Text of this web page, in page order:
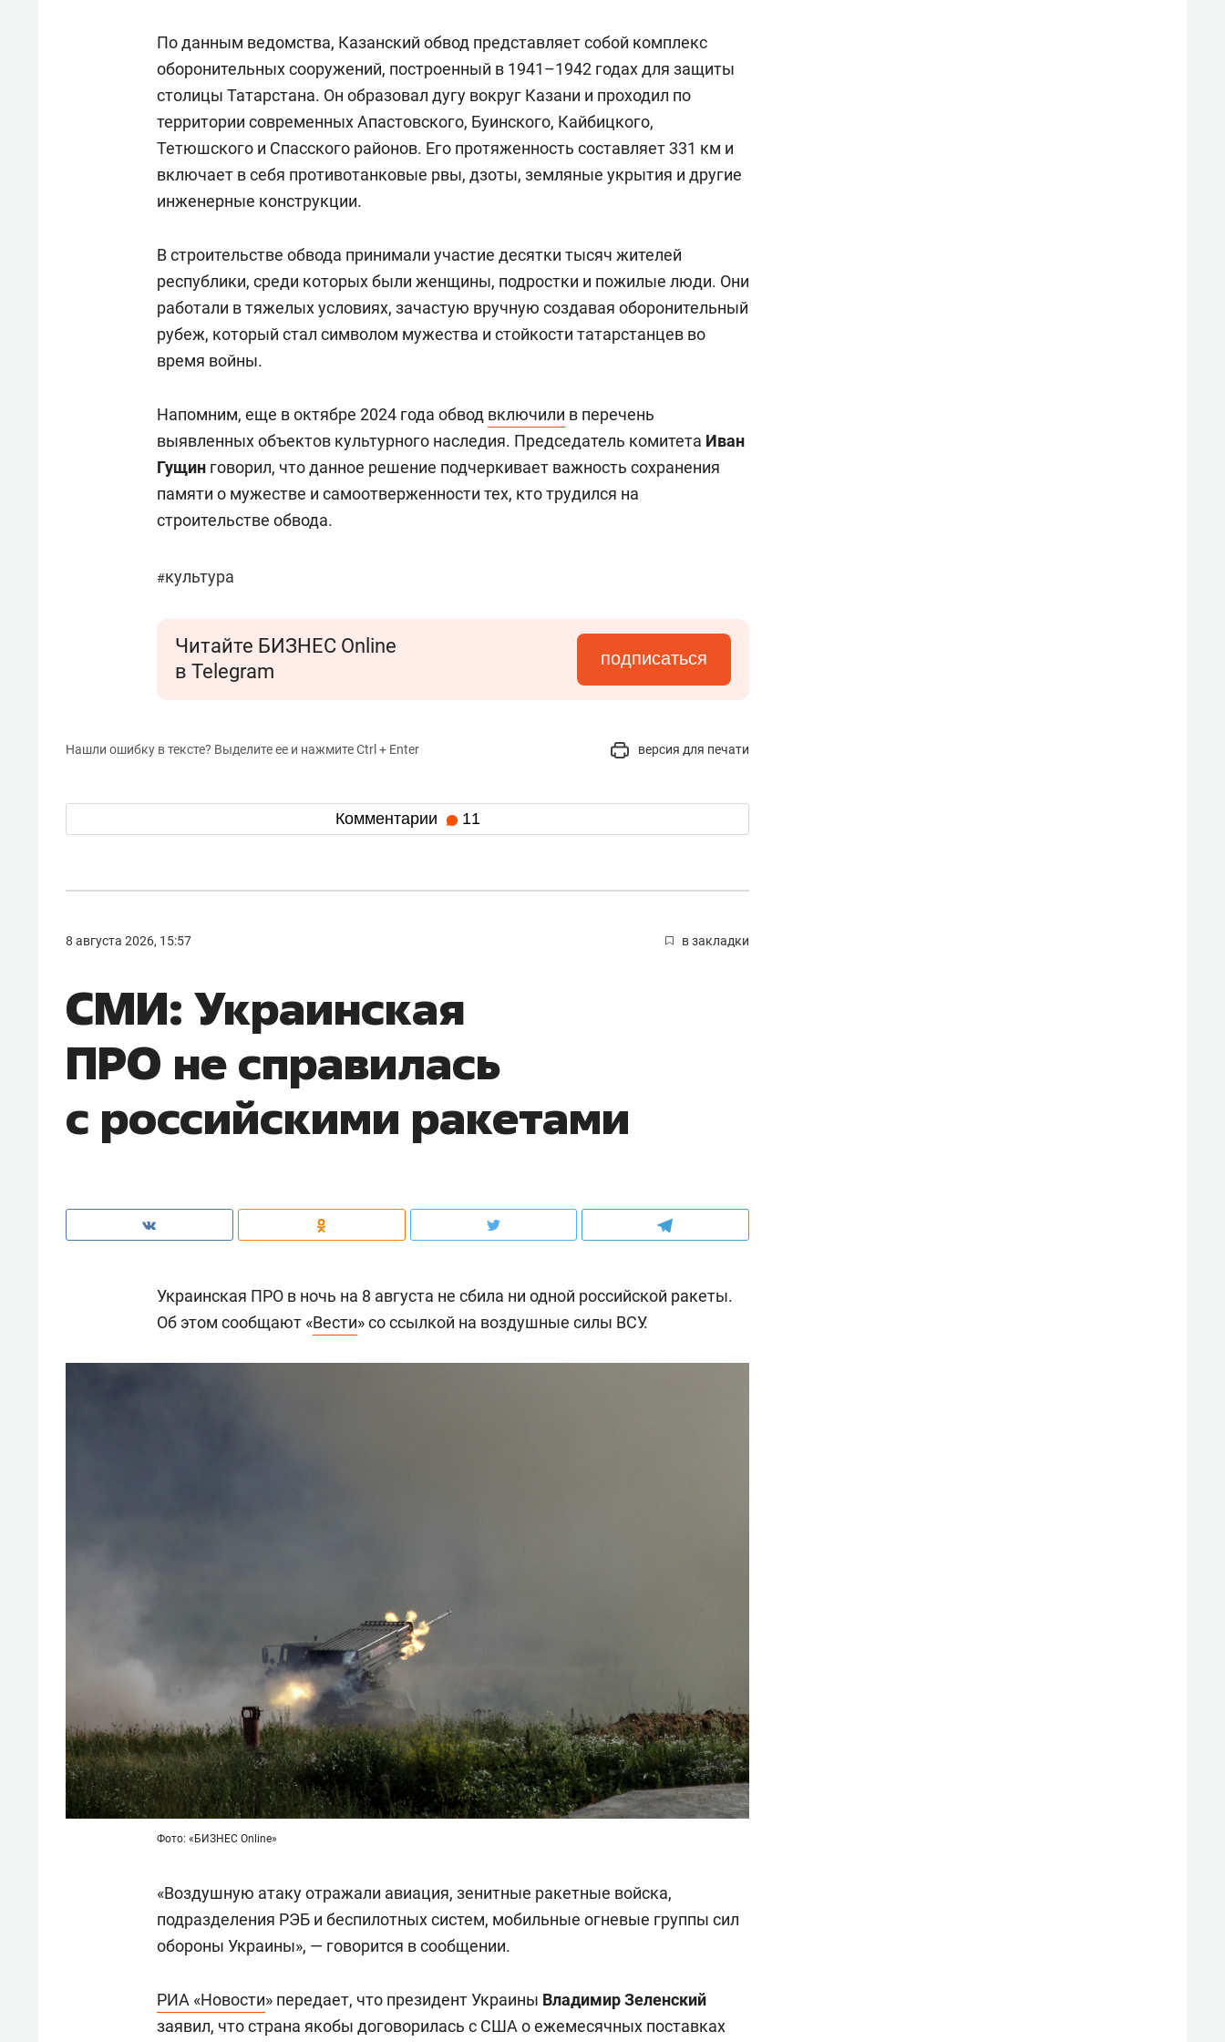
По данным ведомства, Казанский обвод представляет собой комплекс
оборонительных сооружений, построенный в 1941–1942 годах для защиты
столицы Татарстана. Он образовал дугу вокруг Казани и проходил по
территории современных Апастовского, Буинского, Кайбицкого,
Тетюшского и Спасского районов. Его протяженность составляет 331 км и
включает в себя противотанковые рвы, дзоты, земляные укрытия и другие
инженерные конструкции.
В строительстве обвода принимали участие десятки тысяч жителей
республики, среди которых были женщины, подростки и пожилые люди. Они
работали в тяжелых условиях, зачастую вручную создавая оборонительный
рубеж, который стал символом мужества и стойкости татарстанцев во
время войны.
Напомним, еще в октябре 2024 года обвод включили в перечень
выявленных объектов культурного наследия. Председатель комитета Иван
Гущин говорил, что данное решение подчеркивает важность сохранения
памяти о мужестве и самоотверженности тех, кто трудился на
строительстве обвода.
#культура
Читайте БИЗНЕС Online
в Telegram
подписаться
Нашли ошибку в тексте? Выделите ее и нажмите Ctrl + Enter версия для печати
Комментарии 11
8 августа 2026, 15:57 в закладки
СМИ: Украинская
ПРО не справилась
с российскими ракетами
Украинская ПРО в ночь на 8 августа не сбила ни одной российской ракеты.
Об этом сообщают «Вести» со ссылкой на воздушные силы ВСУ.
Фото: «БИЗНЕС Online»
«Воздушную атаку отражали авиация, зенитные ракетные войска,
подразделения РЭБ и беспилотных систем, мобильные огневые группы сил
обороны Украины», — говорится в сообщении.
РИА «Новости» передает, что президент Украины Владимир Зеленский
заявил, что страна якобы договорилась с США о ежемесячных поставках